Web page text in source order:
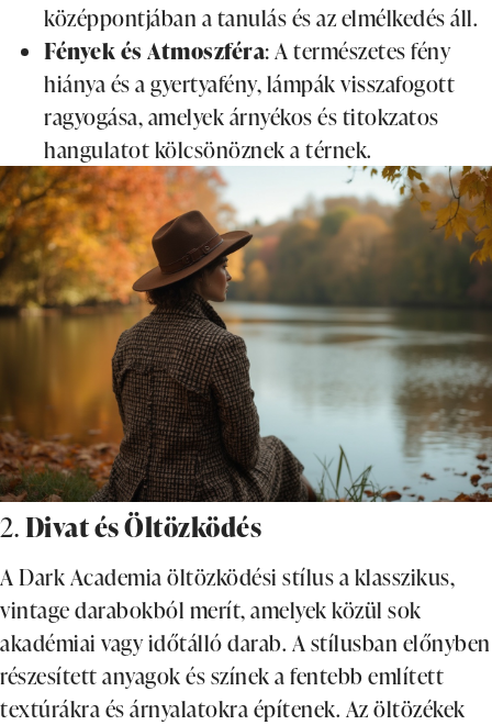
középpontjában a tanulás és az elmélkedés áll.
Fények és Atmoszféra: A természetes fény
hiánya és a gyertyafény, lámpák visszafogott
ragyogása, amelyek árnyékos és titokzatos
hangulatot kölcsönöznek a térnek.
2.Divat és Öltözködés
A Dark Academia öltözködési stílus a klasszikus,
vintage darabokból merít, amelyek közül sok
akadémiai vagy időtálló darab. A stílusban előnyben
részesített anyagok és színek a fentebb említett
textúrákra és árnyalatokra építenek. Az öltözékek